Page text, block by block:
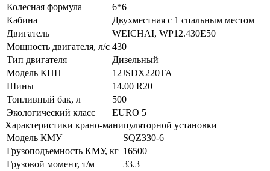
Колесная формула
6*6
Кабина
Двухместная с 1 спальным местом
Двигатель
WEICHAI, WP12.430Е50
Мощность двигателя, л/с 430
Тип двигателя
Дизельный
Модель КПП
12JSDX220TA
Шины
14.00 R20
Топливный бак, л
500
Экологический класс
EURO 5
Характеристики крано-манипуляторной установки
Модель КМУ
SQZ330-6
Грузоподъемность КМУ, кг 16500
Грузовой момент, т/м
33.3